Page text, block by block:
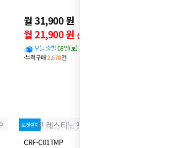
월 31,900 원 36,900원
월 21,900 원 신용카드 할인가
오늘 출발08일(토) 도착 확률
·누적구매2,678건
로켓설치
CRF-C01TMP